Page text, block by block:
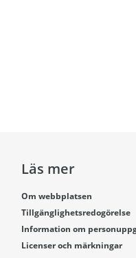
Läs mer
Om webbplatsen
Tillgänglighetsredogörelse
Information om
Licenser och märkningar